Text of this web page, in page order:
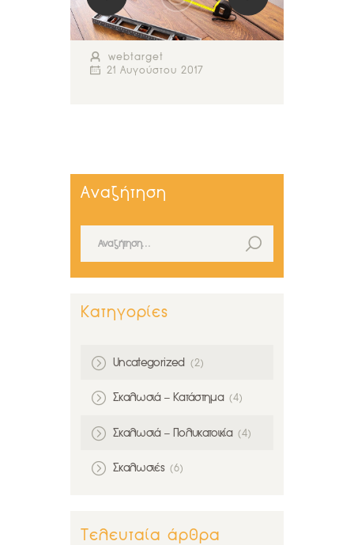
webtarget
21 Αυγούστου 2017
Αναζήτηση
Κατηγορίες
Uncategorized (2)
Σκαλωσιά – Κατάστημα (4)
Σκαλωσιά – Πολυκατοικία (4)
Σκαλωσιές (6)
Τελευταία άρθρα